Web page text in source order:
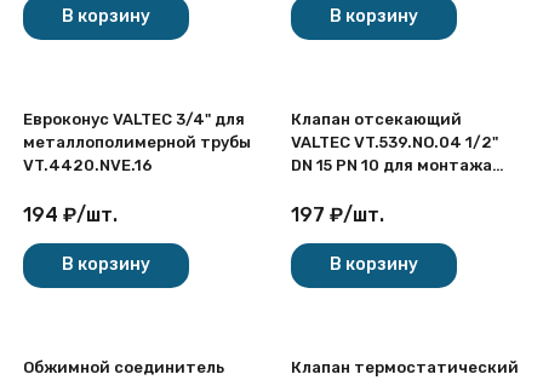
В корзину В корзину
Евроконус VALTEC 3/4" для
металлополимерной трубы
VT.4420.NVE.16
194 ₽/шт.
В корзину
Клапан отсекающий
VALTEC VT.539.NO.04 1/2"
DN 15 PN 10 для монтажа
воздухоотводчика,
покрытием
197 ₽/шт.
В корзину
Обжимной соединитель
Клапан термостатический